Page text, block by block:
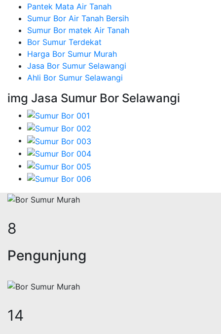
Pantek Mata Air Tanah
Sumur Bor Air Tanah Bersih
Sumur Bor matek Air Tanah
Bor Sumur Terdekat
Harga Bor Sumur Murah
Jasa Bor Sumur Selawangi
Ahli Bor Sumur Selawangi
img Jasa Sumur Bor Selawangi
10
Pengunjung
17